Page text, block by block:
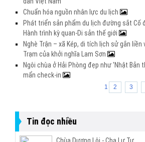
Chuẩn hóa nguồn nhân lực du lịch
Phát triển sản phẩm du lịch đường sắt Cố
Hành trình kỳ quan-Di sản thế giới
Nghè Trận – xã Kép, di tích lịch sử gắn liền
Trạm của khởi nghĩa Lam Sơn
Ngôi chùa ở Hải Phòng đẹp như 'Nhật Bản
mẩn check-in
1 2 3
Tin đọc nhiều